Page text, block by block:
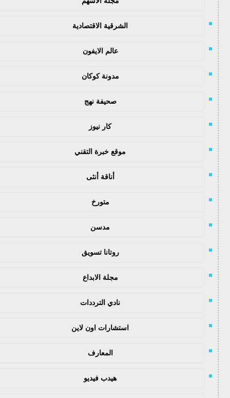
الشرقية الاقتصادية
عالم الايفون
مدونة كوكان
صحيفة نهج
كار نيوز
موقع خبرة التقني
أناقة أنثى
متورخ
مدسن
روتانا تسويق
مجلة الابداع
نادي الترددات
استشارات اون لاين
المعارف
هيدب فيديو